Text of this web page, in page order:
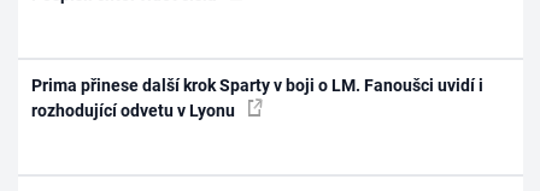
Prima přinese další krok Sparty v boji o LM. Fanoušci uvidí i
rozhodující odvetu v Lyonu